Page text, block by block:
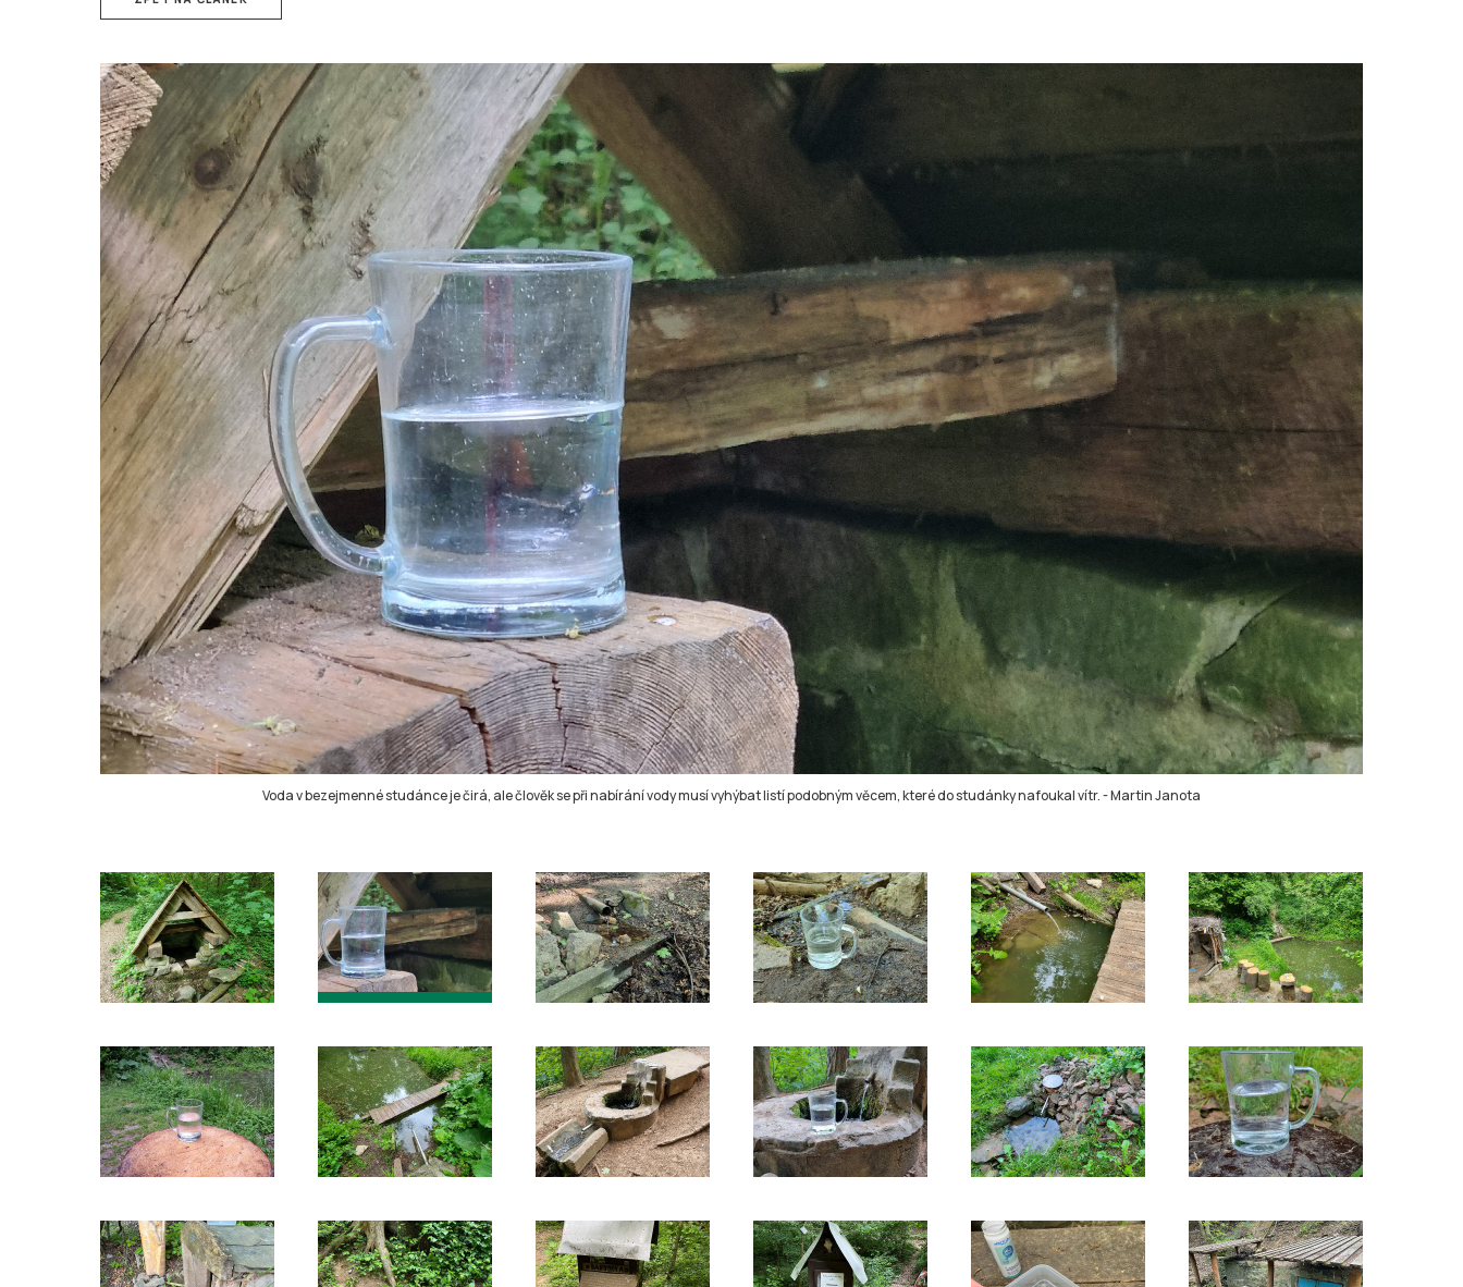
Voda v bezejmenné studánce je čirá, ale člověk se při nabírání vody musí vyhýbat listí podobným věcem, které do studánky nafoukal vítr.-Martin Janota